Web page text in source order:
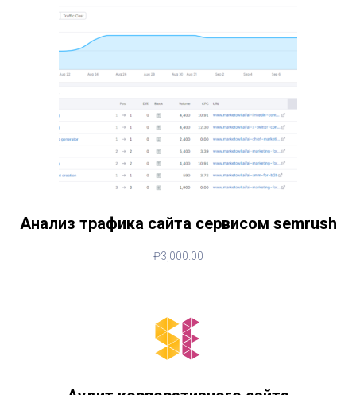
Анализ трафика сайта сервисом semrush
₽3,000.00